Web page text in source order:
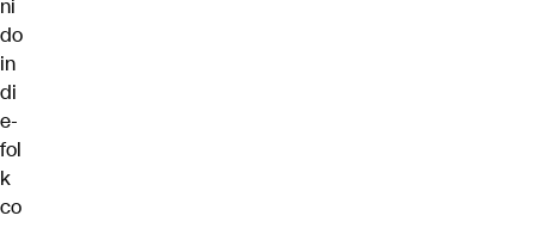
ni
do
in
di
e-
fol
k
co